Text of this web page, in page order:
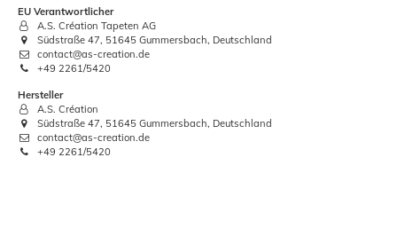
EU Verantwortlicher
A.S. Création Tapeten AG
Südstraße 47, 51645 Gummersbach, Deutschland
contact@as-creation.de
+49 2261/5420
Hersteller
A.S. Création
Südstraße 47, 51645 Gummersbach, Deutschland
contact@as-creation.de
+49 2261/5420